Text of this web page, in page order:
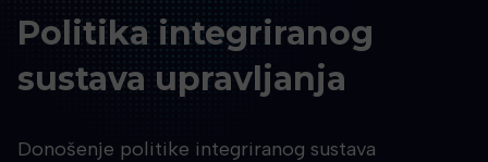
Politika integriranog
sustava upravljanja
Donošenje politike integriranog sustava